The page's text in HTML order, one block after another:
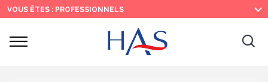
Recherche
Menu
principal
Contenu
principal
VOUS ÊTES : PROFESSIONNELS
Ouvrir